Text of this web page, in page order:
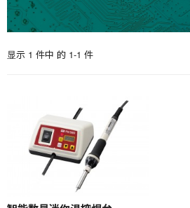
显示 1 件中 的 1-1 件